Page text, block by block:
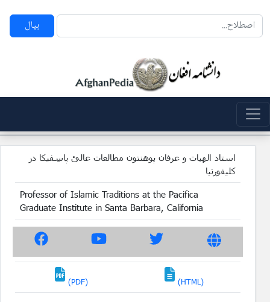
بپال
استاد الهیات و عرفان پوهنتون مطالعات عالئ پاسِفیکا در
کلیفورنیا
Professor of Islamic Traditions at the Pacifica
Graduate Institute in Santa Barbara, California
(PDF) (HTML)